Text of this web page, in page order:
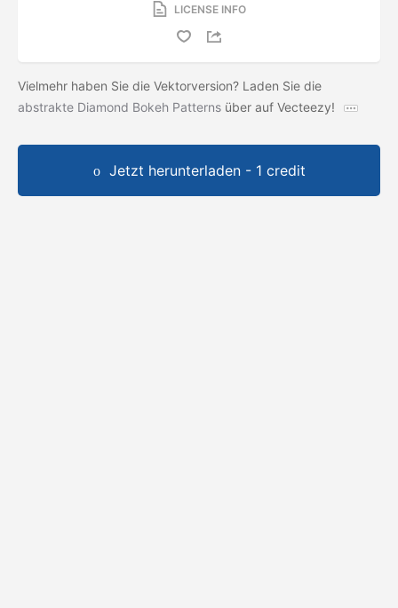
LICENSE INFO
Vielmehr haben Sie die Vektorversion? Laden Sie die
abstrakte Diamond Bokeh Patterns über auf Vecteezy!
Jetzt herunterladen - 1 credit